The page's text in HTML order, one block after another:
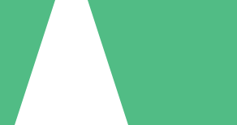
15